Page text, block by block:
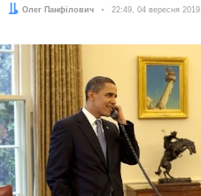
Автор:
Олег Панфілович Дата:
22:49, 04 вересня 2019